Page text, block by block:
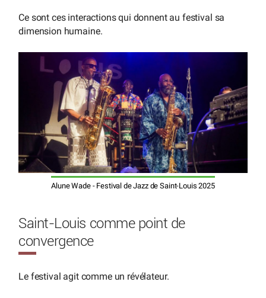
Ce sont ces interactions qui donnent au festival sa
dimension humaine.
Alune Wade - Festival de Jazz de Saint-Louis 2025
Saint-Louis comme point de
convergence
Le festival agit comme un révélateur.